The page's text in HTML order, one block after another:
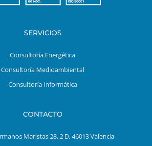
SERVICIOS
Consultoría Energética
Consultoría Medioambiental
Consultoría Informática
CONTACTO
Maristas 28, 2 D, 46013 Valencia